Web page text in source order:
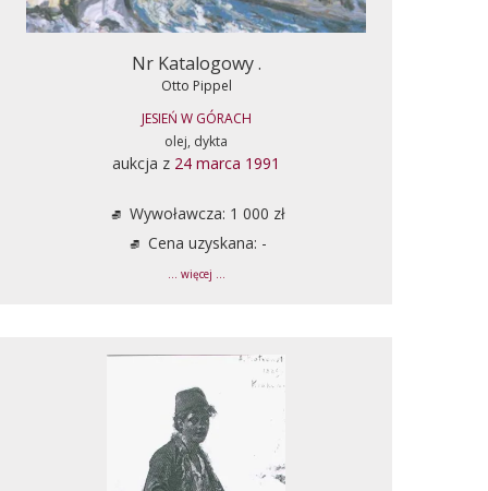
Nr Katalogowy .
Otto Pippel
JESIEŃ W GÓRACH
olej, dykta
aukcja z 24 marca 1991
Wywoławcza: 1 000 zł
Cena uzyskana: -
... więcej ...